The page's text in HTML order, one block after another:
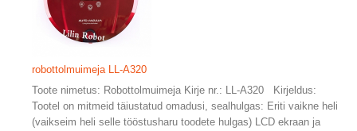
robottolmuimeja LL-A320
Toote nimetus: Robottolmuimeja Kirje nr.: LL-A320 Kirjeldus:
Tootel on mitmeid täiustatud omadusi, sealhulgas: Eriti vaikne heli
(vaikseim heli selle tööstusharu toodete hulgas) LCD ekraan ja